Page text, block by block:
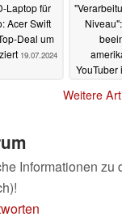
Laptop für
Acer Swift
Deal um
19.07.2024
YouTuber
Weitere
Informationen